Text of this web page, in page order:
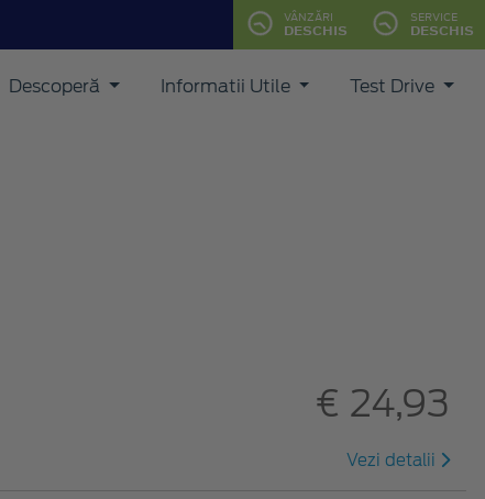
VÂNZĂRI
DESCHIS
SERVICE
DESCHIS
Descoperă Informatii Utile Test Drive
€ 24,93
Vezi detalii